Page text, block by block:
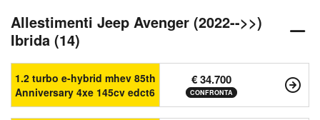
Allestimenti Jeep Avenger (2022-->>)
Ibrida (14)
1.2 turbo e-hybrid mhev 85th
Anniversary 4xe 145cv edct6
€ 34.700
CONFRONTA